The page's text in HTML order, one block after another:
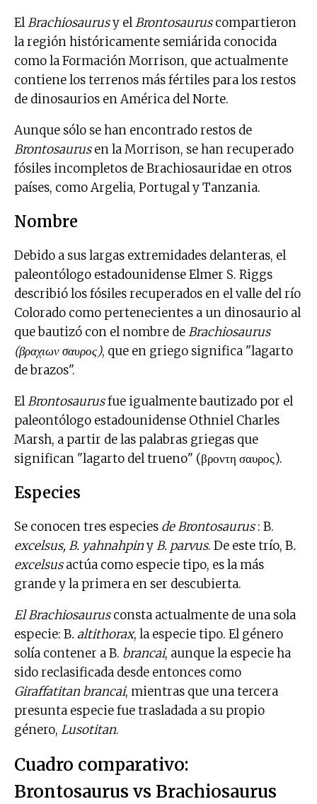
ElBrachiosaurusy elBrontosauruscompartieron
la región históricamente semiárida conocida
como la Formación Morrison, que actualmente
contiene los terrenos más fértiles para los restos
de dinosaurios en América del Norte.
Aunque sólo se han encontrado restos de
Brontosaurusen la Morrison, se han recuperado
fósiles incompletos de Brachiosauridae en otros
países, como Argelia, Portugal y Tanzania.
Nombre
Debido a sus largas extremidades delanteras, el
paleontólogo estadounidense Elmer S. Riggs
describió los fósiles recuperados en el valle del río
Colorado como pertenecientes a un dinosaurio al
que bautizó con el nombre deBrachiosaurus
(βραχιων σαυρος), que en griego significa "lagarto
de brazos".
ElBrontosaurusfue igualmente bautizado por el
paleontólogo estadounidense Othniel Charles
Marsh, a partir de las palabras griegas que
significan "lagarto del trueno" (βροντη σαυρος).
Especies
Se conocen tres especies de Brontosaurus: B.
excelsus, B. yahnahpinyB. parvus. De este trío, B.
excelsusactúa como especie tipo, es la más
grande y la primera en ser descubierta.
El Brachiosaurusconsta actualmente de una sola
especie: B. altithorax, la especie tipo. El género
solía contener a B. brancai, aunque la especie ha
sido reclasificada desde entonces como
Giraffatitan brancai, mientras que una tercera
presunta especie fue trasladada a su propio
género, Lusotitan.
Cuadro comparativo:
Brontosaurus vs Brachiosaurus